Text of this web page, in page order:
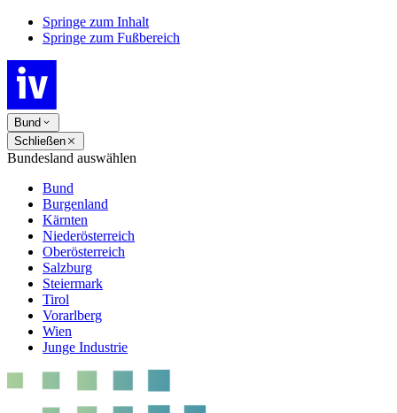
Springe zum Inhalt
Springe zum Fußbereich
Bund
Schließen
Bundesland auswählen
Bund
Burgenland
Kärnten
Niederösterreich
Oberösterreich
Salzburg
Steiermark
Tirol
Vorarlberg
Wien
Junge Industrie